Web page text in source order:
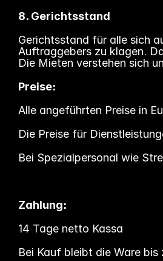
8. Gerichtsstand
Gerichtsstand für alle sich
Auftraggebers zu klagen.
Die Mieten verstehen sich
Preise:
Alle angeführten Preise in
Die Preise für
Bei Spezialpersonal wie
Zahlung:
14 Tage netto Kassa
Bei Kauf bleibt die Ware